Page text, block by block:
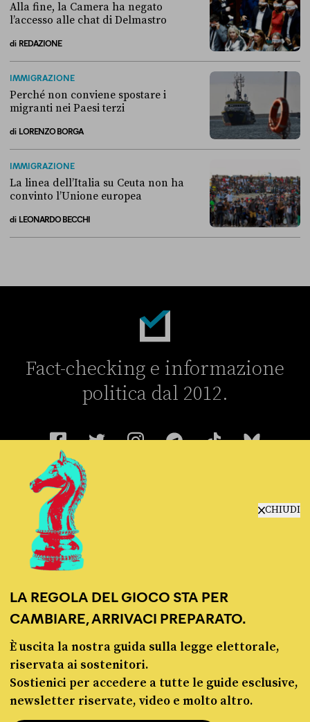
CHIUDI
LA REGOLA DEL GIOCO STA PER
CAMBIARE, ARRIVACI PREPARATO.
È uscita la nostra guida sulla legge elettorale,
riservata ai sostenitori.
Sostienici per accedere a tutte le guide esclusive,
newsletter riservate, video e molto altro.
Alla fine, la Camera ha negato
l’accesso alle chat di Delmastro
di REDAZIONE
IMMIGRAZIONE
Perché non conviene spostare i
migranti nei Paesi terzi
di LORENZO BORGA
IMMIGRAZIONE
La linea dell’Italia su Ceuta non ha
convinto l’Unione europea
di LEONARDO BECCHI
Fact-checking e informazione
politica dal 2012.
contattaci